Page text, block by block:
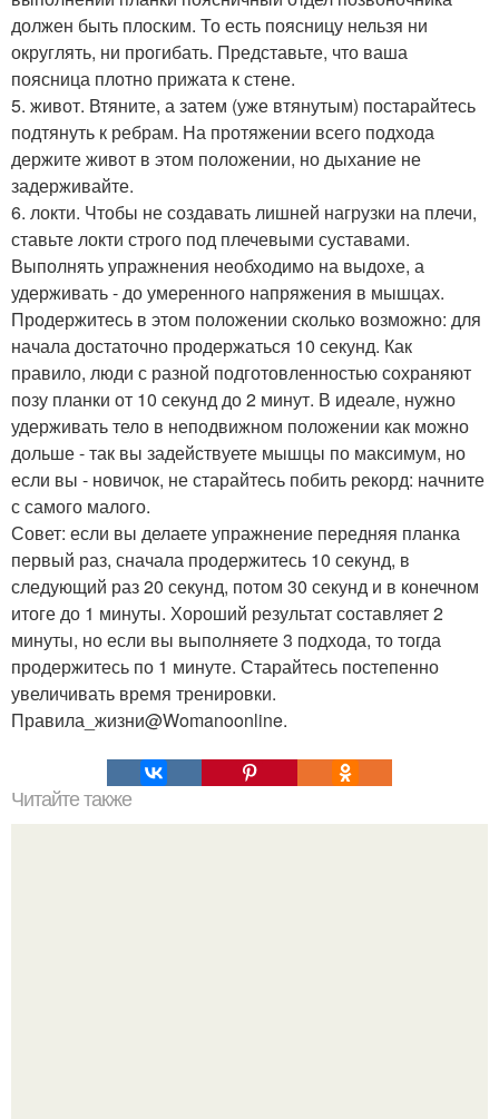
должен быть плоским. То есть поясницу нельзя ни
округлять, ни прогибать. Представьте, что ваша
поясница плотно прижата к стене.
5. живот. Втяните, а затем (уже втянутым) постарайтесь
подтянуть к ребрам. На протяжении всего подхода
держите живот в этом положении, но дыхание не
задерживайте.
6. локти. Чтобы не создавать лишней нагрузки на плечи,
ставьте локти строго под плечевыми суставами.
Выполнять упражнения необходимо на выдохе, а
удерживать - до умеренного напряжения в мышцах.
Продержитесь в этом положении сколько возможно: для
начала достаточно продержаться 10 секунд. Как
правило, люди с разной подготовленностью сохраняют
позу планки от 10 секунд до 2 минут. В идеале, нужно
удерживать тело в неподвижном положении как можно
дольше - так вы задействуете мышцы по максимум, но
если вы - новичок, не старайтесь побить рекорд: начните
с самого малого.
Совет: если вы делаете упражнение передняя планка
первый раз, сначала продержитесь 10 секунд, в
следующий раз 20 секунд, потом 30 секунд и в конечном
итоге до 1 минуты. Хороший результат составляет 2
минуты, но если вы выполняете 3 подхода, то тогда
продержитесь по 1 минуте. Старайтесь постепенно
увеличивать время тренировки.
Правила_жизни@Womanoonline.
Читайте также